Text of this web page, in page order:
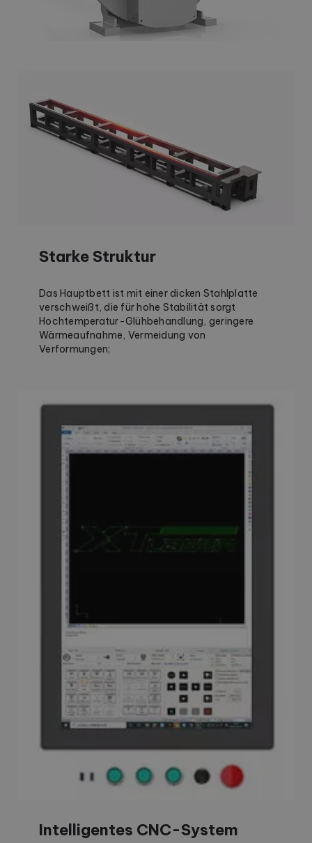
Starke Struktur
Das Hauptbett ist mit einer dicken Stahlplatte
verschweißt, die für hohe Stabilität sorgt
Hochtemperatur-Glühbehandlung, geringere
Wärmeaufnahme, Vermeidung von
Verformungen;
Intelligentes CNC-System